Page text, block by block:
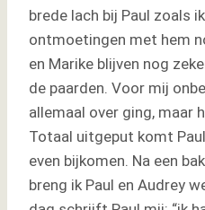
brede lach bij Paul zoals
ontmoetingen met hem
en Marike blijven nog
de paarden. Voor mij
allemaal over ging, maar
Totaal uitgeput komt
even bijkomen. Na een
breng ik Paul en Audrey